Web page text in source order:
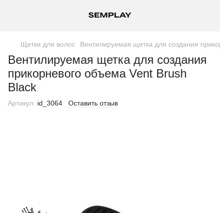
Щетки для волос Вентилируемая щетка для создания
Вентилируемая щетка для создания
прикорневого объема Vent Brush
Black
Артикул: id_3064 Оставить отзыв